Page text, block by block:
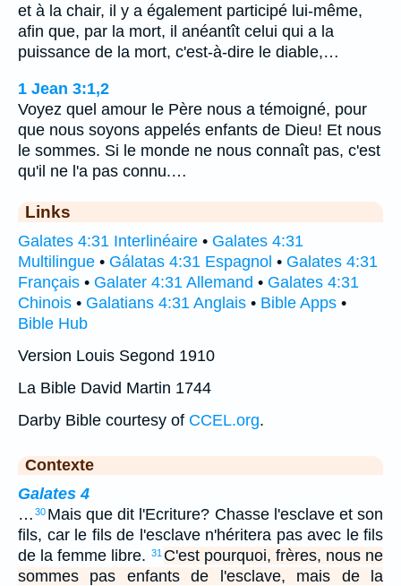
et à la chair, il y a également participé lui-même,
afin que, par la mort, il anéantît celui qui a la
puissance de la mort, c'est-à-dire le diable,…
1 Jean 3:1,2
Voyez quel amour le Père nous a témoigné, pour
que nous soyons appelés enfants de Dieu! Et nous
le sommes. Si le monde ne nous connaît pas, c'est
qu'il ne l'a pas connu.…
Links
Galates 4:31 Interlinéaire • Galates 4:31
Multilingue • Gálatas 4:31 Espagnol • Galates 4:31
Français • Galater 4:31 Allemand • Galates 4:31
Chinois • Galatians 4:31 Anglais • Bible Apps •
Bible Hub
Version Louis Segond 1910
La Bible David Martin 1744
Darby Bible courtesy of CCEL.org.
Contexte
Galates 4
… 30 Mais que dit l'Ecriture? Chasse l'esclave et son
fils, car le fils de l'esclave n'héritera pas avec le fils
de la femme libre. 31 C'est pourquoi, frères, nous ne
sommes pas enfants de l'esclave, mais de la